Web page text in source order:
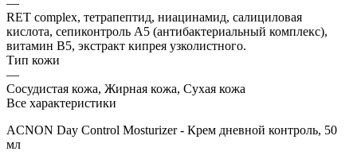
RET complex, тетрапептид, ниацинамид, салициловая
кислота, сепиконтроль А5 (антибактериальный комплекс),
витамин В5, экстракт кипрея узколистного.
Тип кожи
—
Сосудистая кожа, Жирная кожа, Сухая кожа
Все характеристики
ACNON Day Control Mosturizer - Крем дневной контроль, 50
мл